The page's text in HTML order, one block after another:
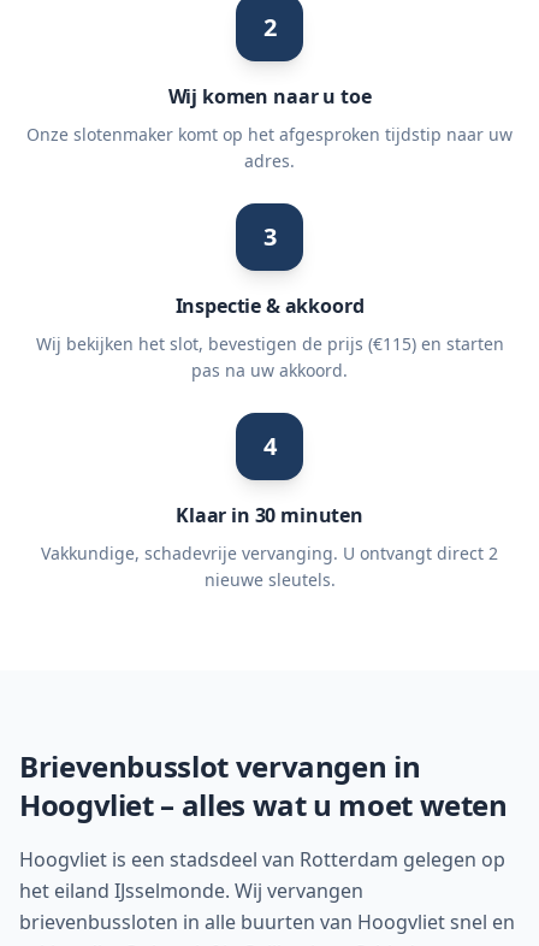
2
Wij komen naar u toe
Onze slotenmaker komt op het afgesproken tijdstip naar uw
adres.
3
Inspectie & akkoord
Wij bekijken het slot, bevestigen de prijs (€115) en starten
pas na uw akkoord.
4
Klaar in 30 minuten
Vakkundige, schadevrije vervanging. U ontvangt direct 2
nieuwe sleutels.
Brievenbusslot vervangen in
Hoogvliet– alles wat u moet weten
Hoogvliet is een stadsdeel van Rotterdam gelegen op
het eiland IJsselmonde. Wij vervangen
brievenbussloten in alle buurten van Hoogvliet snel en